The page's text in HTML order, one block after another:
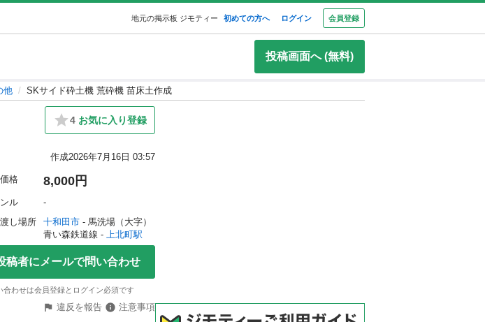
地元の掲示板 ジモティー 初めての方へ ログイン 会員登録
投稿画面へ (無料)
他 SKサイド砕土機 荒砕機 苗床土作成
4 お気に入り登録
作成2026年7月16日 03:57
格 8,000円
ル
-
し場所
十和田市 - 馬洗場（大字）
青い森鉄道線 - 上北町駅
稿者にメールで問い合わせ
わせは会員登録とログイン必須です
違反を報告
注意事項